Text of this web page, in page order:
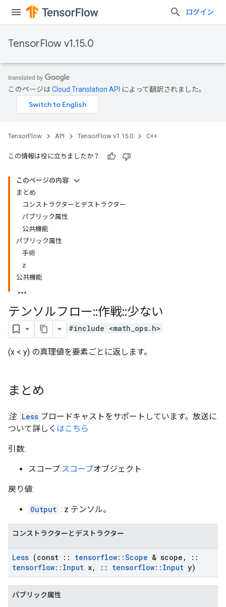
ログイン
TensorFlow v1.15.0
このページはCloud Translation API によって翻訳されました。
TensorFlow API TensorFlow v1.15.0 C++
この情報は役に立ちましたか？
このページの内容
まとめ
コンストラクターとデストラクター
パブリック属性
公共機能
パブリック属性
手術
z
公共機能
テンソルフロー::作戦::少ない
#include <math_ops.h>
(x < y) の真理値を要素ごとに返します。
まとめ
注: Less ブロードキャストをサポートしています。放送に
ついて詳しく はこちら
引数:
スコープ:スコープオブジェクト
戻り値:
Output : z テンソル。
コンストラクターとデストラクター
Less (const :: tensorflow::Scope & scope ,
::
tensorflow:: Input x, :: tensorflow:: Input y)
パブリック属性